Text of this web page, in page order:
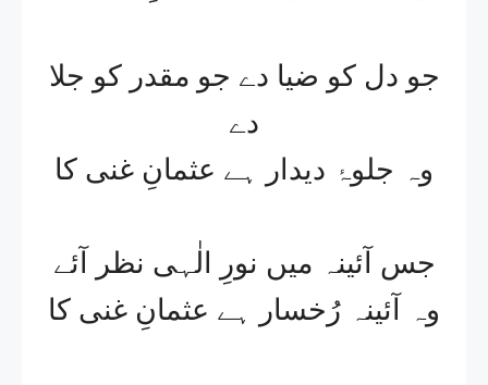
جو دل کو ضیا دے جو مقدر کو جلا
دے
وہ جلوۂ دیدار ہے عثمانِ غنی کا
جس آئینہ میں نورِ الٰہی نظر آئے
وہ آئینہ رُخسار ہے عثمانِ غنی کا